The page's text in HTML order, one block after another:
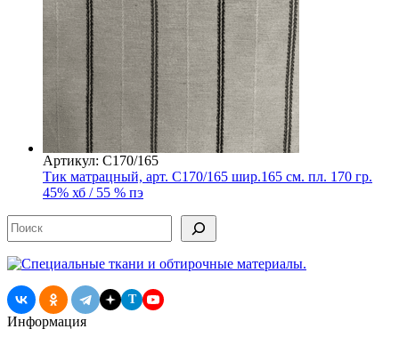
Артикул: С170/165
Тик матрацный, арт. С170/165 шир.165 см. пл. 170 гр.
45% хб / 55 % пэ
Поиск
T
Информация